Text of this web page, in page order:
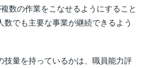
数の作業をこなせるようにすること
数でも主要な事業が継続できるよう
技量を持っているかは、職員能力評